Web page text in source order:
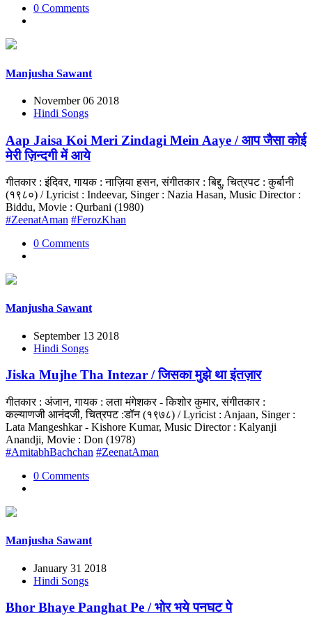
0 Comments
Manjusha Sawant
November 06 2018
Hindi Songs
Aap Jaisa Koi Meri Zindagi Mein Aaye / आप जैसा कोई
मेरी ज़िन्दगी में आये
गीतकार : इंदिवर, गायक : नाज़िया हसन, संगीतकार : बिद्दु, चित्रपट : कुर्बानी
(१९८०) / Lyricist : Indeevar, Singer : Nazia Hasan, Music Director :
Biddu, Movie : Qurbani (1980)
#ZeenatAman #FerozKhan
0 Comments
Manjusha Sawant
September 13 2018
Hindi Songs
Jiska Mujhe Tha Intezar / जिसका मुझे था इंतज़ार
गीतकार : अंजान, गायक : लता मंगेशकर - किशोर कुमार, संगीतकार :
कल्याणजी आनंदजी, चित्रपट :डॉन (१९७८) / Lyricist : Anjaan, Singer :
Lata Mangeshkar - Kishore Kumar, Music Director : Kalyanji
Anandji, Movie : Don (1978)
#AmitabhBachchan #ZeenatAman
0 Comments
Manjusha Sawant
January 31 2018
Hindi Songs
Bhor Bhaye Panghat Pe / भोर भये पनघट पे